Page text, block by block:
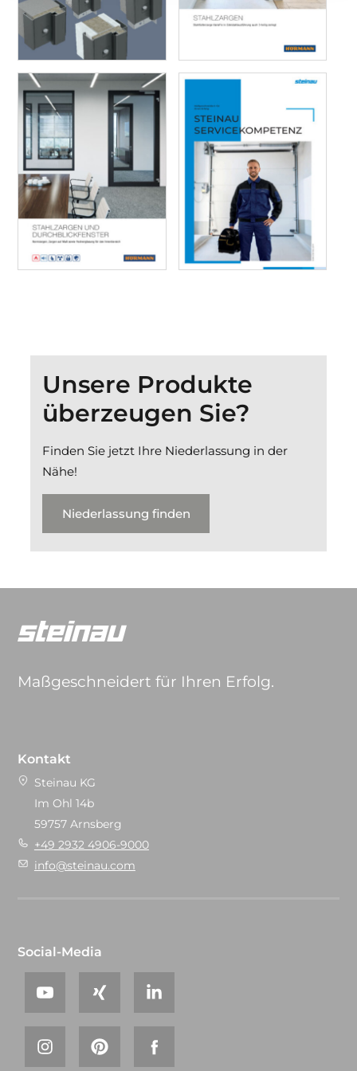
Unsere Produkte
überzeugen Sie?
Finden Sie jetzt Ihre Niederlassung in der
Nähe!
Niederlassung finden
Maßgeschneidert für Ihren Erfolg.
Kontakt
Steinau KG
Im Ohl 14b
59757 Arnsberg
+49 2932 4906-9000
info@steinau.com
Social-Media